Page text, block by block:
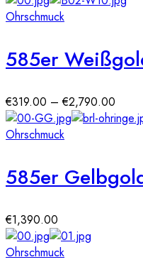
Ohrschmuck
585er
€319.00 –€2,790.00
Ohrschmuck
585er
€1,390.00
Ohrschmuck